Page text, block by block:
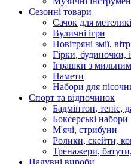
Сезонні товари
Сачок для
Вуличні ігри
Повітряні змії,
Гірки, будиночки,
Іграшки з
Намети
Набори для
Спорт та відпочинок
Бадмінтон, теніс,
Боксерські набори
М'ячі, стрибуни
Ролики, скейти,
Тренажери,
Надувні вироби